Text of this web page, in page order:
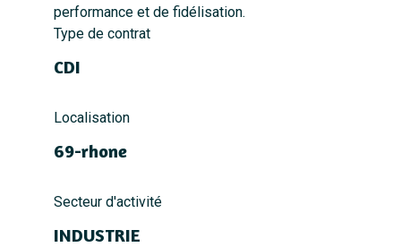
performance et de fidélisation.
Type de contrat
CDI
Localisation
69-rhone
Secteur d'activité
INDUSTRIE